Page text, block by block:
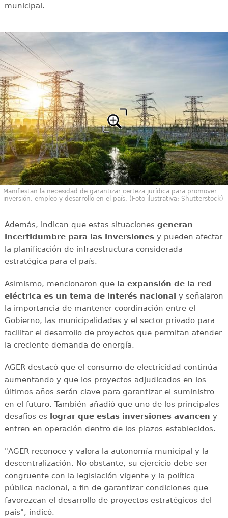
municipal.
Manifiestan la necesidad de garantizar certeza jurídica para promover
inversión, empleo y desarrollo en el país. (Foto ilustrativa: Shutterstock)
Además, indican que estas situaciones generan
incertidumbre para las inversionesy pueden afectar
la planificación de infraestructura considerada
estratégica para el país.
Asimismo, mencionaron que la expansión de la red
eléctrica es un tema de interés nacional y señalaron
la importancia de mantener coordinación entre el
Gobierno, las municipalidades y el sector privado para
facilitar el desarrollo de proyectos que permitan atender
la creciente demanda de energía.
AGER destacó que el consumo de electricidad continúa
aumentando y que los proyectos adjudicados en los
últimos años serán clave para garantizar el suministro
en el futuro. También añadió que uno de los principales
desafíos es lograr que estas inversiones avancen y
entren en operación dentro de los plazos establecidos.
"AGER reconoce y valora la autonomía municipal y la
descentralización. No obstante, su ejercicio debe ser
congruente con la legislación vigente y la política
pública nacional, a fin de garantizar condiciones que
favorezcan el desarrollo de proyectos estratégicos del
país", indicó.